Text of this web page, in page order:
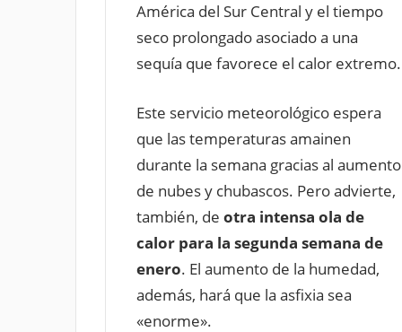
América del Sur Central y el tiempo
seco prolongado asociado a una
sequía que favorece el calor extremo.
Este servicio meteorológico espera
que las temperaturas amainen
durante la semana gracias al aumento
de nubes y chubascos. Pero advierte,
también, de otra intensa ola de
calor para la segunda semana de
enero. El aumento de la humedad,
además, hará que la asfixia sea
«enorme».